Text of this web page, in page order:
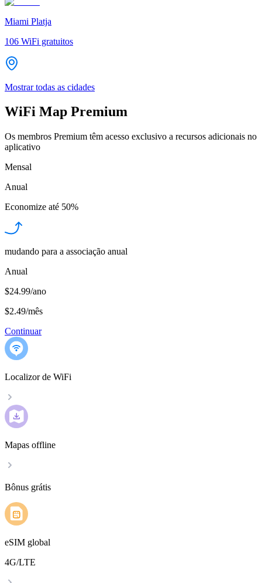
Miami Platja
106 WiFi gratuitos
Mostrar todas as cidades
WiFi Map Premium
Os membros Premium têm acesso exclusivo a recursos adicionais no
aplicativo
Mensal
Anual
Economize até 50%
mudando para a associação anual
Anual
$24.99/ano
$2.49/mês
Continuar
Localizor de WiFi
Mapas offline
Bônus grátis
eSIM global
4G/LTE